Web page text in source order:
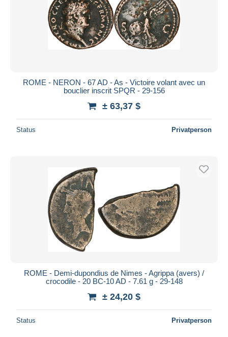
ROME - NERON - 67 AD - As - Victoire volant avec un
bouclier inscrit SPQR - 29-156
± 63,37 $
Status Privatperson
ROME - Demi-dupondius de Nimes - Agrippa (avers) /
crocodile - 20 BC-10 AD - 7.61 g - 29-148
± 24,20 $
Status Privatperson